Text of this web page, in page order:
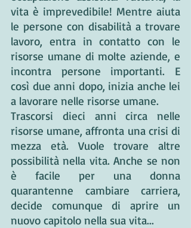
vita è imprevedibile! Mentre aiuta
le persone con disabilità a trovare
lavoro, entra in contatto con le
risorse umane di molte aziende, e
incontra persone importanti. E
così due anni dopo, inizia anche lei
a lavorare nelle risorse umane.
Trascorsi dieci anni circa nelle
risorse umane, affronta una crisi di
mezza età. Vuole trovare altre
possibilità nella vita. Anche se non
è facile per una donna
quarantenne cambiare carriera,
decide comunque di aprire un
nuovo capitolo nella sua vita...